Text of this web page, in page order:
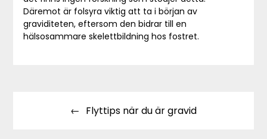
Däremot är folsyra viktig att ta i början av
graviditeten, eftersom den bidrar till en
hälsosammare skelettbildning hos fostret.
Flyttips när du är gravid